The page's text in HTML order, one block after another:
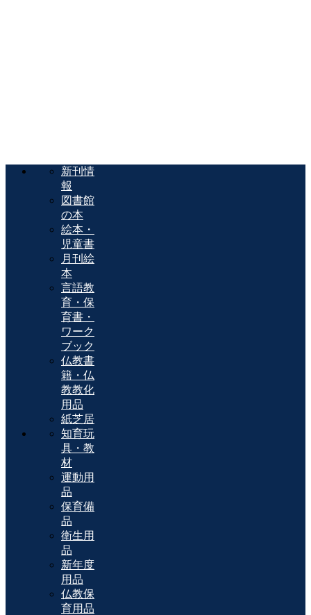
新刊情
報
図書館
の本
絵本・
児童書
月刊絵
本
言語教
育・保
育書・
ワーク
ブック
仏教書
籍・仏
教教化
用品
紙芝居
知育玩
具・教
材
運動用
品
保育備
品
衛生用
品
新年度
用品
仏教保
育用品